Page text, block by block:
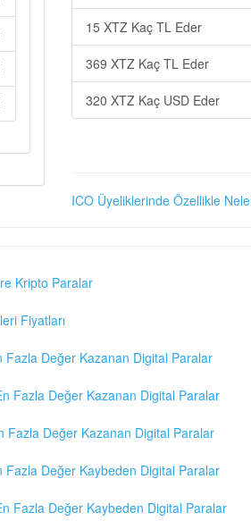
15 XTZ Kaç TL Eder
369 XTZ Kaç TL Eder
320 XTZ Kaç USD Eder
ICO Üyeliklerinde Özellikle
Kripto Paralar
Fiyatları
Fazla Değer Kazanan Digital Paralar
Fazla Değer Kazanan Digital Paralar
Fazla Değer Kazanan Digital Paralar
Fazla Değer Kaybeden Digital Paralar
Fazla Değer Kaybeden Digital Paralar